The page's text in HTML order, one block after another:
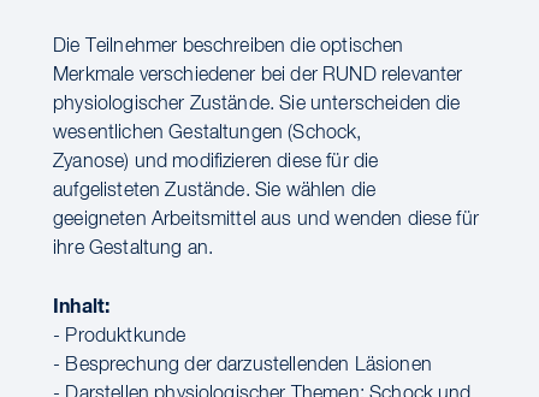
Die Teilnehmer beschreiben die optischen
Merkmale verschiedener bei der RUND relevanter
physiologischer Zustände. Sie unterscheiden die
wesentlichen Gestaltungen (Schock,
Zyanose) und modifizieren diese für die
aufgelisteten Zustände. Sie wählen die
geeigneten Arbeitsmittel aus und wenden diese für
ihre Gestaltung an.
Inhalt:
- Produktkunde
- Besprechung der darzustellenden Läsionen